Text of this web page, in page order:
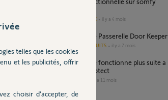
DOMOTIQUE il y a 4 mois
LED non clignotante Passerelle Door Keeper
AUTRES PRODUITS il y a 7 mois
Passerelle wifi qui ne fonctionne plus suite a
migration Somfy protect
il y a 11 mois
telles que les cookies
et les publicités, offrir
choisir d’accepter, de